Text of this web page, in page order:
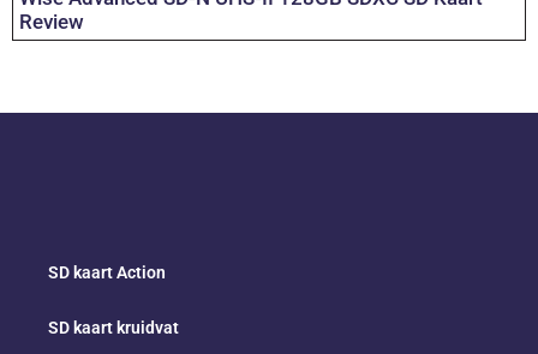
Review
SD kaart Action
SD kaart kruidvat